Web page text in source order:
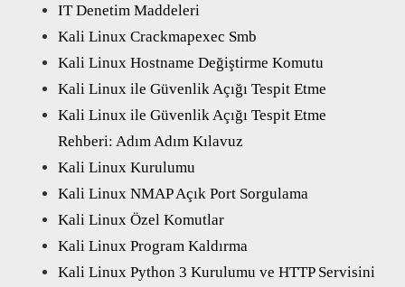
IT Denetim Maddeleri
Kali Linux Crackmapexec Smb
Kali Linux Hostname Değiştirme Komutu
Kali Linux ile Güvenlik Açığı Tespit Etme
Kali Linux ile Güvenlik Açığı Tespit Etme
Rehberi: Adım Adım Kılavuz
Kali Linux Kurulumu
Kali Linux NMAP Açık Port Sorgulama
Kali Linux Özel Komutlar
Kali Linux Program Kaldırma
Kali Linux Python 3 Kurulumu ve HTTP Servisini